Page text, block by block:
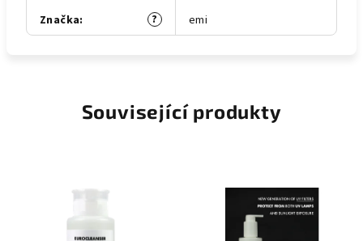
?
Značka: emi
Související produkty